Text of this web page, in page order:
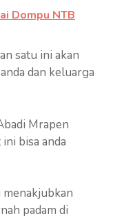
Dompu NTB
satu ini akan
dan keluarga
Mrapen
bisa anda
padam di